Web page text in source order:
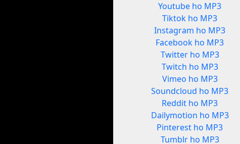
Youtube ho MP3
Tiktok ho MP3
Instagram ho MP3
Facebook ho MP3
Twitter ho MP3
Twitch ho MP3
Vimeo ho MP3
Soundcloud ho MP3
Reddit ho MP3
Dailymotion ho MP3
Pinterest ho MP3
Tumblr ho MP3